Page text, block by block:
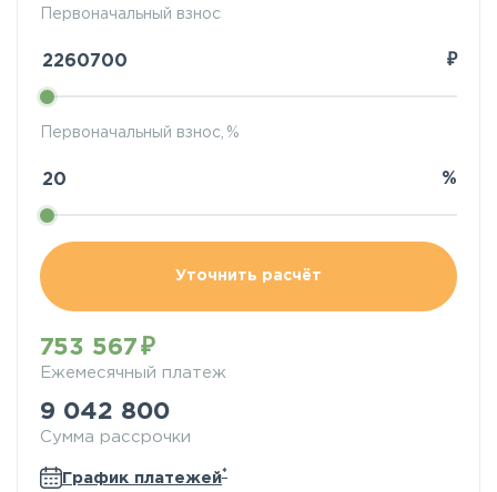
Первоначальный взнос
₽
Первоначальный взнос, %
%
Уточнить расчёт
753 567
Ежемесячный платеж
9 042 800
Сумма рассрочки
График платежей*